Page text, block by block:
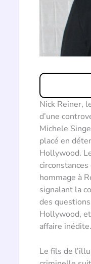
Nick Reiner,
d’une
Michele
placé en
Hollywood.
hommage à
signalant la
des
Hollywood,
affaire inédite.
Le fils de